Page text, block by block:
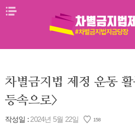
Skip
차별금지법 제정 운동
등속으로>
작성일 : 2024년 5월 22일 158